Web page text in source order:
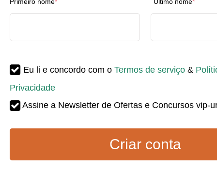
Eu li e concordo com o Termos de serviço &
Privacidade
Assine a Newsletter de Ofertas e Concursos vip-
Criar conta